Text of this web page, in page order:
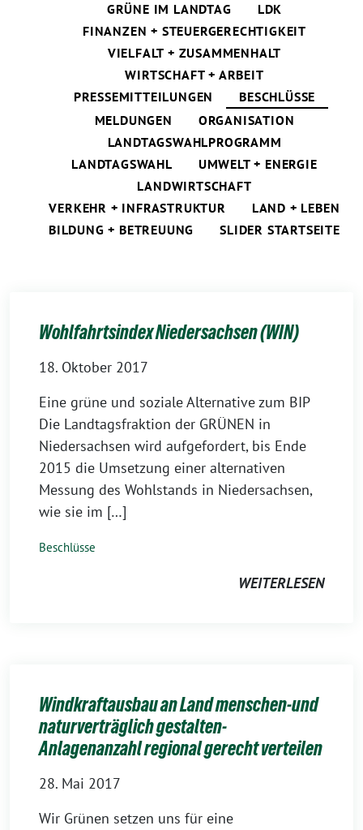
GRÜNE IM LANDTAG
LDK
FINANZEN + STEUERGERECHTIGKEIT
VIELFALT + ZUSAMMENHALT
WIRTSCHAFT + ARBEIT
PRESSEMITTEILUNGEN
BESCHLÜSSE
MELDUNGEN
ORGANISATION
LANDTAGSWAHLPROGRAMM
LANDTAGSWAHL
UMWELT + ENERGIE
LANDWIRTSCHAFT
VERKEHR + INFRASTRUKTUR
LAND + LEBEN
BILDUNG + BETREUUNG
SLIDER STARTSEITE
Wohlfahrtsindex Niedersachsen (WIN)
18. Oktober 2017
Eine grüne und soziale Alternative zum BIP
Die Landtagsfraktion der GRÜNEN in
Niedersachsen wird aufgefordert, bis Ende
2015 die Umsetzung einer alternativen
Messung des Wohlstands in Niedersachsen,
wie sie im […]
Beschlüsse
WEITERLESEN
Windkraftausbau an Land menschen-und
naturverträglich gestalten-
Anlagenanzahl regional gerecht verteilen
28. Mai 2017
Wir Grünen setzen uns für eine